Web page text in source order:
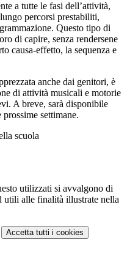
a tutte le fasi dell’attività,
percorsi prestabiliti,
Questo tipo di
di capire, senza rendersene
causa-effetto, la sequenza e
anche dai genitori, è
di attività musicali e motorie
A breve, sarà disponibile
settimane.
utilizzati si avvalgono di
utili alle finalità illustrate nella
Accetta tutti i cookies